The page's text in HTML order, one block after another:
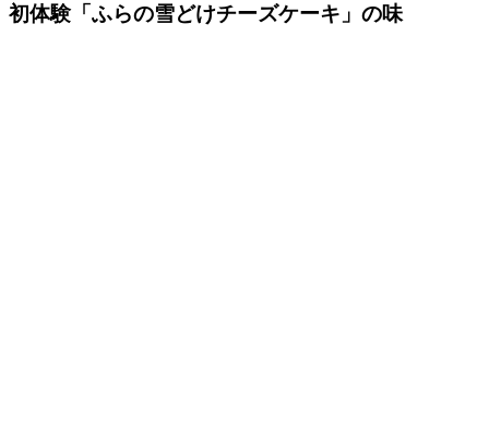
初体験「ふらの雪どけチーズケーキ」の味